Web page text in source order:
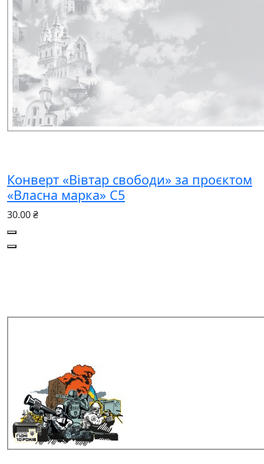
Конверт «Вівтар свободи» за проєктом
«Власна марка» C5
30.00 ₴